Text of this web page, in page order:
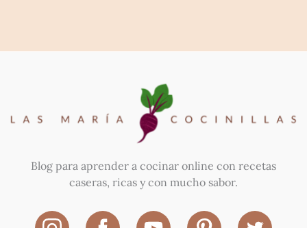
Blog para aprender a cocinar online con recetas
caseras, ricas y con mucho sabor.